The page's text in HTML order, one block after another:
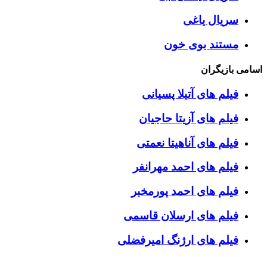
سریال یاغی
مستند بوی خون
اسامی بازیگران
فیلم های آتیلا پسیانی
فیلم های آزیتا حاجیان
فیلم های آناهیتا نعمتی
فیلم های احمد مهرانفر
فیلم های احمد پورمخبر
فیلم های ارسلان قاسمی
فیلم های ارژنگ امیرفضلی